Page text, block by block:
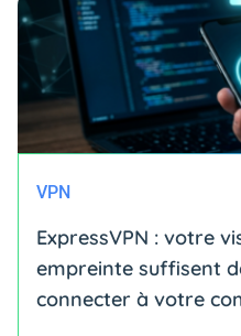
VPN
ExpressVPN : votre
empreinte suffisent
connecter à votre